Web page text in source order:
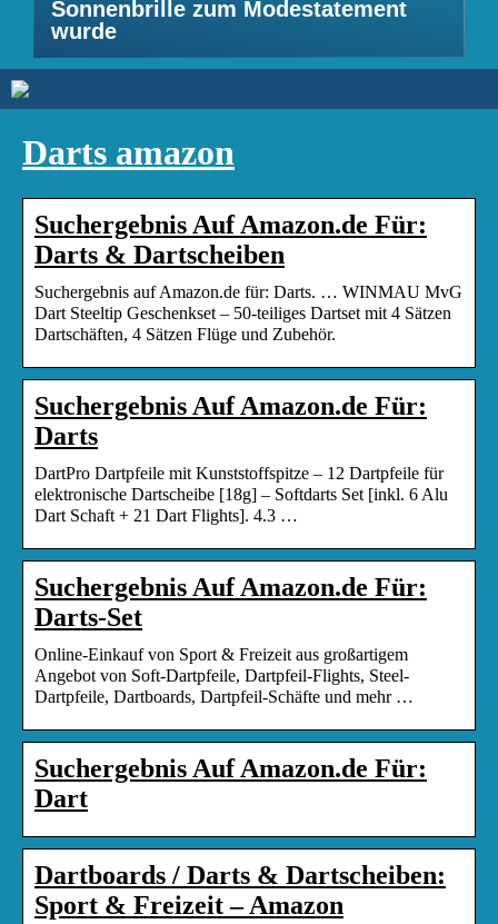
Sonnenbrille zum Modestatement
wurde
Darts amazon
Suchergebnis Auf Amazon.de Für:
Darts & Dartscheiben
Suchergebnis auf Amazon.de für: Darts. … WINMAU MvG
Dart Steeltip Geschenkset – 50-teiliges Dartset mit 4 Sätzen
Dartschäften, 4 Sätzen Flüge und Zubehör.
Suchergebnis Auf Amazon.de Für:
Darts
DartPro Dartpfeile mit Kunststoffspitze – 12 Dartpfeile für
elektronische Dartscheibe [18g] – Softdarts Set [inkl. 6 Alu
Dart Schaft + 21 Dart Flights]. 4.3 …
Suchergebnis Auf Amazon.de Für:
Darts-Set
Online-Einkauf von Sport & Freizeit aus großartigem
Angebot von Soft-Dartpfeile, Dartpfeil-Flights, Steel-
Dartpfeile, Dartboards, Dartpfeil-Schäfte und mehr …
Suchergebnis Auf Amazon.de Für:
Dart
Dartboards / Darts & Dartscheiben:
Sport & Freizeit – Amazon